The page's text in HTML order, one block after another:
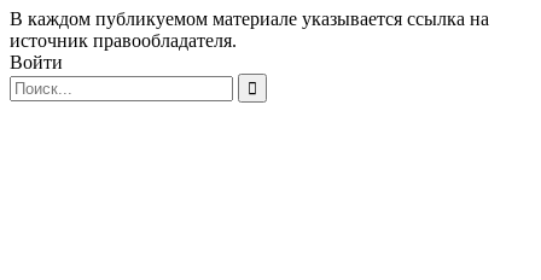
В каждом публикуемом материале указывается ссылка на
источник правообладателя.
Войти